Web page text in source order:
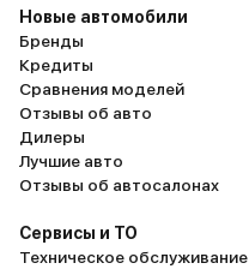
Новые автомобили
Бренды
Кредиты
Сравнения моделей
Отзывы об авто
Дилеры
Лучшие авто
Отзывы об автосалонах
Сервисы и ТО
Техническое обслуживание